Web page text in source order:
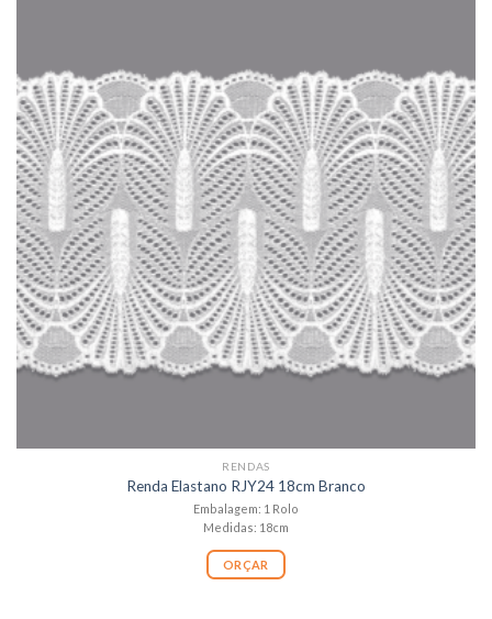
RENDAS
Renda Elastano RJY24 18cm Branco
Embalagem: 1 Rolo
Medidas: 18cm
ORÇAR